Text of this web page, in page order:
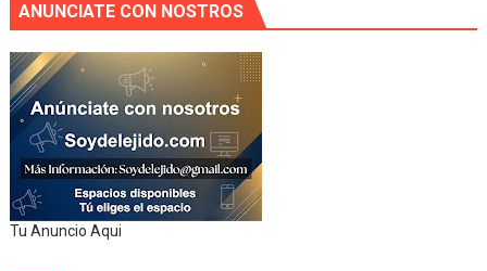
ANUNCIATE CON NOSTROS
Tu Anuncio Aqui